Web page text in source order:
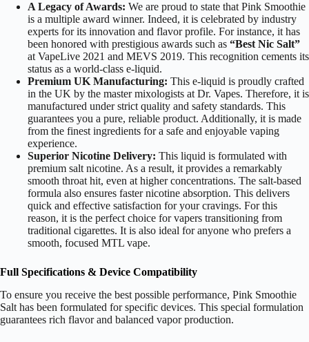
A Legacy of Awards: We are proud to state that Pink Smoothie
is a multiple award winner. Indeed, it is celebrated by industry
experts for its innovation and flavor profile. For instance, it has
been honored with prestigious awards such as “Best Nic Salt”
at VapeLive 2021 and MEVS 2019. This recognition cements its
status as a world-class e-liquid.
Premium UK Manufacturing: This e-liquid is proudly crafted
in the UK by the master mixologists at Dr. Vapes. Therefore, it is
manufactured under strict quality and safety standards. This
guarantees you a pure, reliable product. Additionally, it is made
from the finest ingredients for a safe and enjoyable vaping
experience.
Superior Nicotine Delivery: This liquid is formulated with
premium salt nicotine. As a result, it provides a remarkably
smooth throat hit, even at higher concentrations. The salt-based
formula also ensures faster nicotine absorption. This delivers
quick and effective satisfaction for your cravings. For this
reason, it is the perfect choice for vapers transitioning from
traditional cigarettes. It is also ideal for anyone who prefers a
smooth, focused MTL vape.
Full Specifications & Device Compatibility
To ensure you receive the best possible performance, Pink Smoothie
Salt has been formulated for specific devices. This special formulation
guarantees rich flavor and balanced vapor production.